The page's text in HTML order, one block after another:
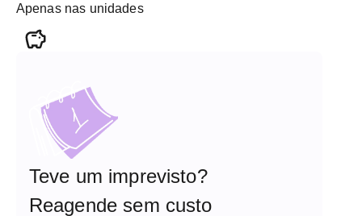
Apenas nas unidades
Teve um imprevisto?
Reagende sem custo